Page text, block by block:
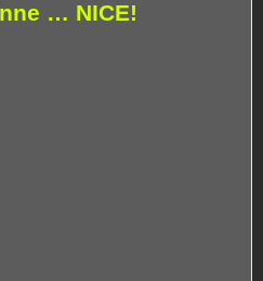
… NICE!